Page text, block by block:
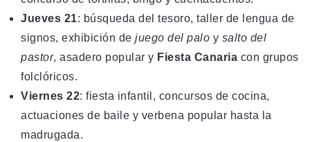
Jueves 21: búsqueda del tesoro, taller de lengua de
signos, exhibición de juego del palo y salto del
pastor, asadero popular y Fiesta Canaria con grupos
folclóricos.
Viernes 22: fiesta infantil, concursos de cocina,
actuaciones de baile y verbena popular hasta la
madrugada.